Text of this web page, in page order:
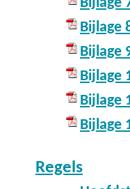
Bijlage
Bijlage
Bijlage
Bijlage
Bijlage
Regels